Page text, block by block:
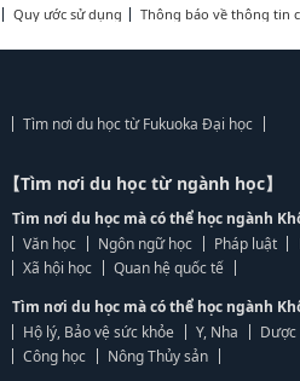
Quy ước sử dụng
Thông báo về thông tin
Tìm nơi du học từ Fukuoka Đại học
【Tìm nơi du học từ ngành học】
Tìm nơi du học mà có thể học ngành
Văn học
Ngôn ngữ học Pháp luật
Xã hội học
Quan hệ quốc tế
Tìm nơi du học mà có thể học ngành
Hộ lý, Bảo vệ sức khỏe
Y, Nha Dược
Công học
Nông Thủy sản